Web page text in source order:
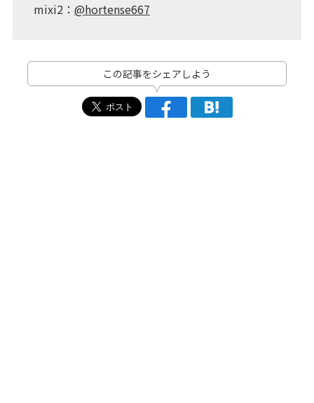
mixi2： @hortense667
この記事をシェアしよう